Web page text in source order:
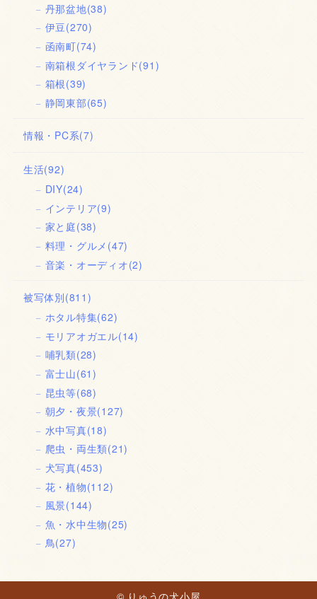
丹那盆地(38)
伊豆(270)
函南町(74)
南箱根ダイヤランド(91)
箱根(39)
静岡東部(65)
情報・PC系(7)
生活(92)
DIY(24)
インテリア(9)
家と庭(38)
料理・グルメ (47)
音楽・オーディオ(2)
被写体別(811)
ホタル特集(62)
モリアオガエル(14)
哺乳類(28)
富士山(61)
昆虫等(68)
朝夕・夜景(127)
水中写真(18)
爬虫・両生類(21)
犬写真(453)
花・植物(112)
風景(144)
魚・水中生物(25)
鳥(27)